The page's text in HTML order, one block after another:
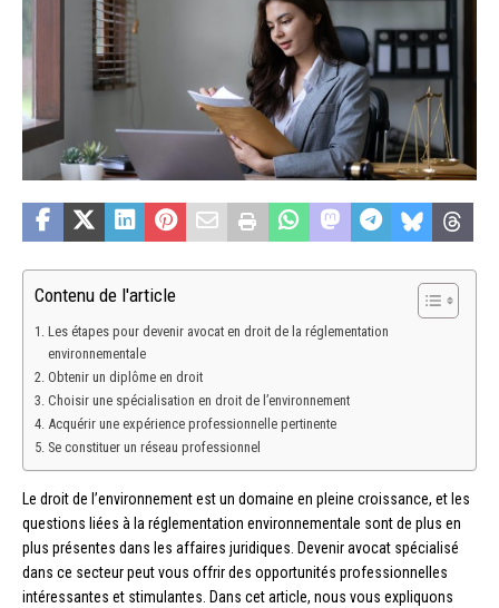
Contenu de l'article
Les étapes pour devenir avocat en droit de la réglementation
environnementale
Obtenir un diplôme en droit
Choisir une spécialisation en droit de l’environnement
Acquérir une expérience professionnelle pertinente
Se constituer un réseau professionnel
Le droit de l’environnement est un domaine en pleine croissance, et les
questions liées à la réglementation environnementale sont de plus en
plus présentes dans les affaires juridiques. Devenir avocat spécialisé
dans ce secteur peut vous offrir des opportunités professionnelles
intéressantes et stimulantes. Dans cet article, nous vous expliquons